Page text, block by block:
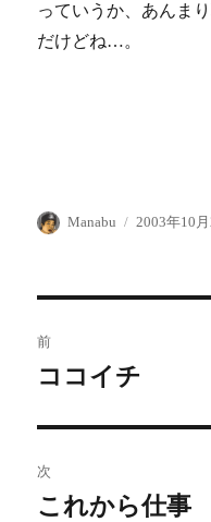
っていうか、あんま
だけどね…。
投
Manabu
投
2003年10月
稿
ビ
ゲ
前
前
投
稿:
ココイチ
次
次
これから仕事